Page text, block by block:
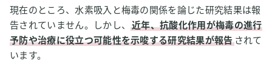
現在のところ、水素吸入と梅毒の関係を論じた研究結果は報
告されていません。しかし、近年、抗酸化作用が梅毒の進行
予防や治療に役立つ可能性を示唆する研究結果が報告されて
います。